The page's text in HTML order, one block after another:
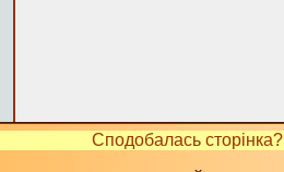
Сподобалась сторінка?